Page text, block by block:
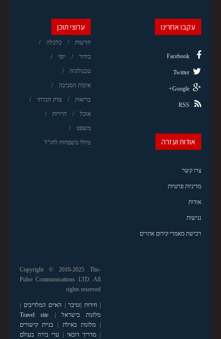
ערוצי תוכן
חדשות כלכלה
בידור יופי
טכנולוגיה
איכות הסביבה
בריאות צדק חברתי
אוכל תיירות
משפט
טיולי משפחות לחו"ל
עקבו אחרינו
Facebook
Twitter
Google+
RSS
אודות ועזרה
צרו קשר
מדיניות פרטיות
אודות
נגישות
רכישת מאמרי קידום אתרים
Copyright © 2010-2025 The-
Pulse Communications LTD. All
rights reserved
|חידות זנזיבר האיים המלדיבים
מלונות בישראל
Travel site
|מלונות באילת
בניית קישורים
מדריך דובאי
ערי בירה בעולם